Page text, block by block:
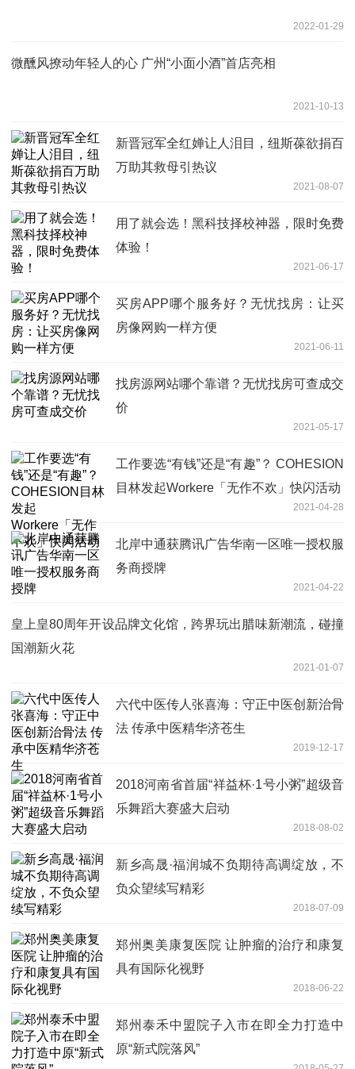
2022-01-29
微醺风撩动年轻人的心 广州“小面小酒”首店亮相
2021-10-13
新晋冠军全红婵让人泪目，纽斯葆欲捐百
万助其救母引热议
2021-08-07
用了就会选！黑科技择校神器，限时免费
体验！
2021-06-17
买房APP哪个服务好？无忧找房：让买
房像网购一样方便
2021-06-11
找房源网站哪个靠谱？无忧找房可查成交
价
2021-05-17
工作要选“有钱”还是“有趣”？ COHESION
目林发起Workere「无作不欢」快闪活动
2021-04-28
北岸中通获腾讯广告华南一区唯一授权服
务商授牌
2021-04-22
皇上皇80周年开设品牌文化馆，跨界玩出腊味新潮流，碰撞
国潮新火花
2021-01-07
六代中医传人张喜海：守正中医创新治骨
法 传承中医精华济苍生
2019-12-17
2018河南省首届“祥益杯·1号小粥”超级音
乐舞蹈大赛盛大启动
2018-08-02
新乡高晟·福润城不负期待高调绽放，不
负众望续写精彩
2018-07-09
郑州奥美康复医院 让肿瘤的治疗和康复
具有国际化视野
2018-06-22
郑州泰禾中盟院子入市在即全力打造中
原“新式院落风”